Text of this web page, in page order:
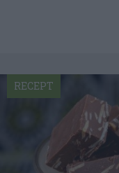
RECEPT